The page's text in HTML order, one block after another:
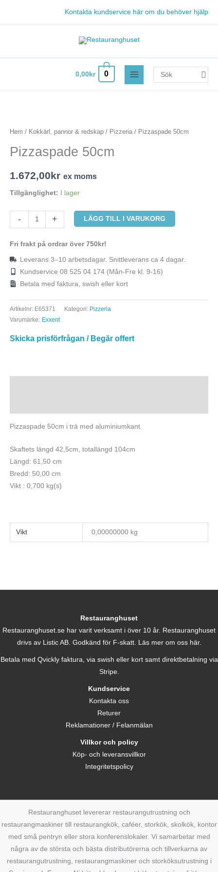
Kontakta kundservice här om du behöver hjälp
0,00kr 0
for:
Hem / Kokkärl, pannor & redskap / Pizzeria / Pizzaspade 50cm
Pizzaspade 50cm
1.672,00kr ex moms
Tillgänglighet: I lager
-
mängd
+ LÄGG TILL I VARUKORG
Fri frakt på ordrar över 750kr!
Leverans 3–10 arbetsdagar. Snittleverans ca 4 dagar.
Kundservice 08 525 04 174 (Mån-Fre kl. 9-16)
Betala med faktura, swish eller kort
Artikelnr: E65371 Kategori: Pizzeria
Varumärke: Exxent
Skicka prisförfrågan / Begär offert
Pizzaspade 50cm i trä med aluminiumkant.
Skaftets längd 42,5cm, totallängd 104cm
Längd: 61,50 cm
Bredd: 50,00 cm
Vikt : 0,700 kg(s)
Vikt 0,00000000 kg
Restauranghuset
Restauranghuset.se har varit verksamt i över 10 år. Restauranghuset
drivs av Listic AB. Godkänd för F-skatt. Läs mer om oss här.
Betala med Qvickly faktura, via swish eller kort samt direktbetalning via
Stripe.
Kundservice
Kontakta oss
Returer
Reklamationer / Felanmälan
Villkor och policy
Köp- och leveransvillkor
Integritetspolicy
Restauranghuset levererar restaurangutrustning och
restaurangmaskiner till restaurangkök, caféer, storkök, skolkök, kontor
med små pentryn eller stora konferenslokaler. Vi samarbetar med
några av de största och bästa distributörerna och tillverkarna av
restaurangutrustning, restaurangmaskiner och storköksutrustning i